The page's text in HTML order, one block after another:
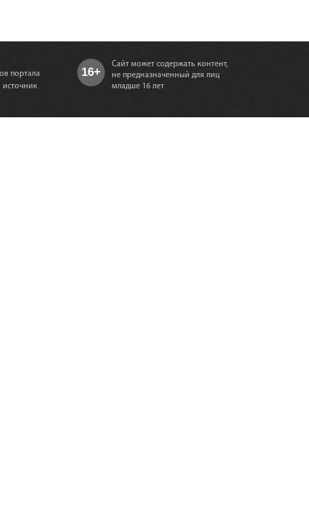
портала
источник
16+
Сайт может содержать контент,
не предназначенный для лиц
младше 16 лет